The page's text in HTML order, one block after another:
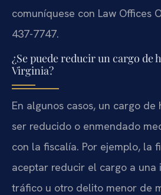
comuníquese con Law Offices
437-7747.
¿Se puede reducir un cargo de
Virginia?
En algunos casos, un cargo
ser reducido o enmendado
con la fiscalía. Por ejemplo, la
aceptar reducir el cargo a una
tráfico u otro delito menor de